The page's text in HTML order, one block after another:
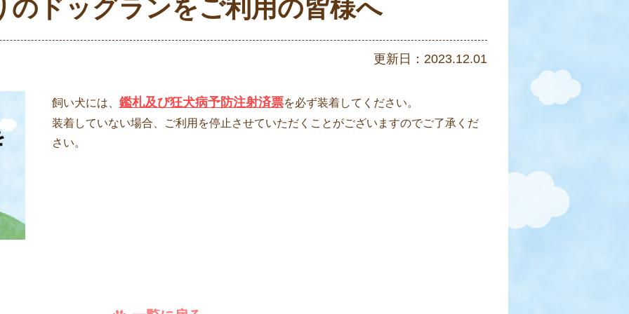
のドッグランをご利用の皆様へ
更新日：2023.12.01
飼い犬には、 鑑札及び狂犬病予防注射済票を必ず装着してください。
装着していない場合、ご利用を停止させていただくことがございますのでご了承くだ
さい。